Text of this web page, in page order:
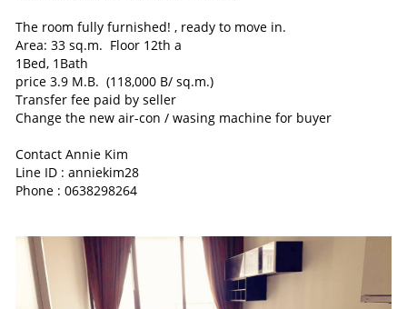
The room fully furnished! , ready to move in.
Area: 33 sq.m. Floor 12th a
1Bed, 1Bath
price 3.9 M.B. (118,000 B/ sq.m.)
Transfer fee paid by seller
Change the new air-con / wasing machine for buyer
Contact Annie Kim
Line ID : anniekim28
Phone : 0638298264